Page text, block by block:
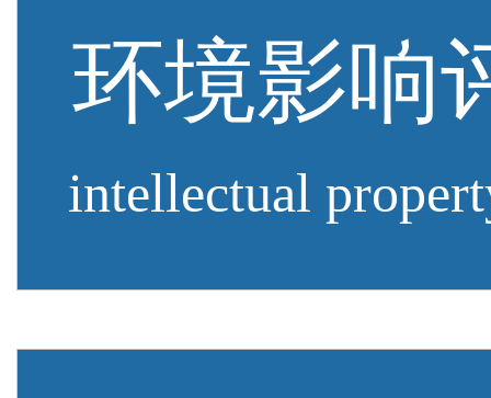
环境影响
intellectual